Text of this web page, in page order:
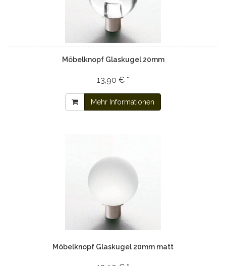
Möbelknopf Glaskugel 20mm
13,90 € *
Mehr Informationen
Möbelknopf Glaskugel 20mm matt